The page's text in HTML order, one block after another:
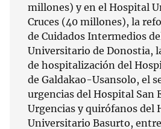
millones) y en el Hospital
Cruces (40 millones), la
de Cuidados Intermedios
Universitario de Donostia,
de hospitalización del
de Galdakao-Usansolo, el
urgencias del Hospital San
Urgencias y quirófanos del
Universitario Basurto,